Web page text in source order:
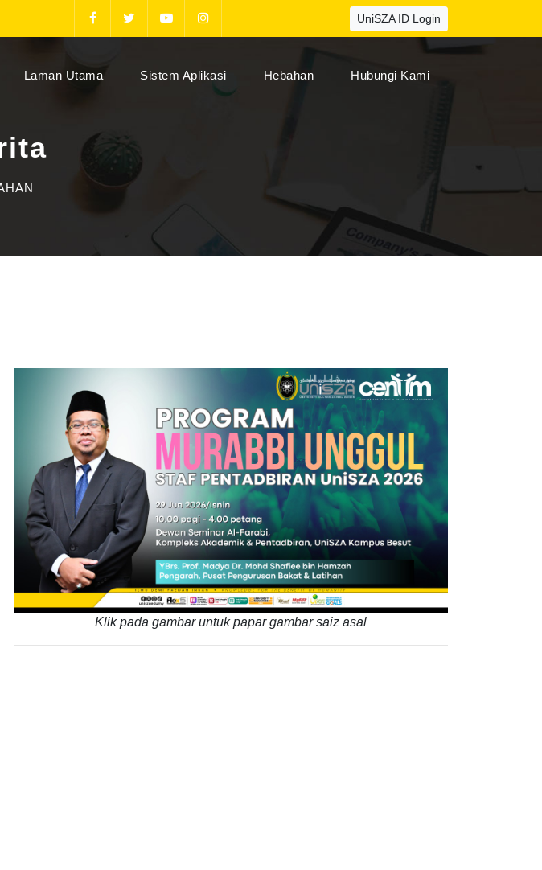
UniSZA ID Login
Laman Utama(current)Sistem Aplikasi Hebahan Hubungi Kami
Klik pada gambar untuk papar gambar saiz asal